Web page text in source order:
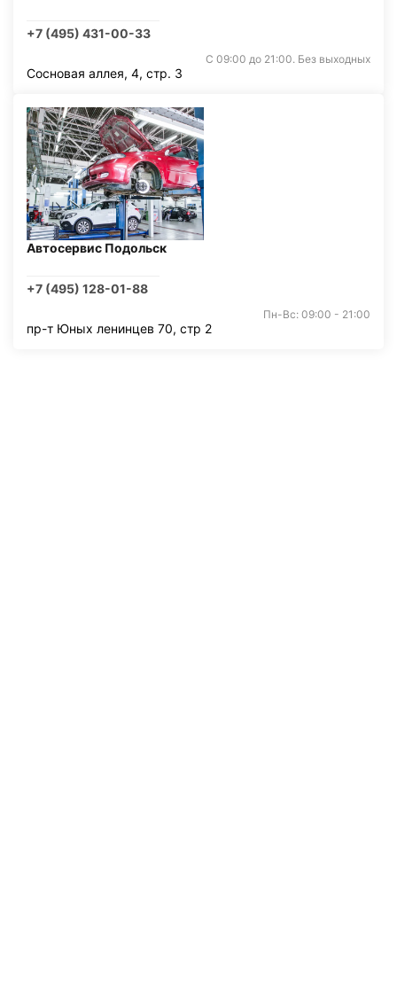
+7 (495) 431-00-33
С 09:00 до 21:00. Без выходных
Сосновая аллея, 4, стр. 3
Автосервис Подольск
+7 (495) 128-01-88
Пн-Вс: 09:00 - 21:00
пр-т Юных ленинцев 70, стр 2